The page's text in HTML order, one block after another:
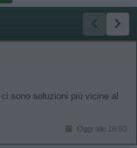
sono soluzioni più vicine al
Oggi alle 16:50